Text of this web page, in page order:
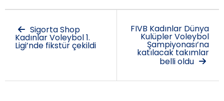
Sigorta Shop
Kadınlar Voleybol 1.
Ligi’nde fikstür çekildi
FIVB Kadınlar Dünya
Kulüpler Voleybol
Şampiyonası’na
katılacak takımlar
belli oldu